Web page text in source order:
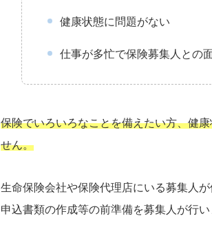
健康状態に問題がない
仕事が多忙で保険募集人との
保険でいろいろなことを備えたい方、健
せん。
生命保険会社や保険代理店にいる募集人
申込書類の作成等の前準備を募集人が行